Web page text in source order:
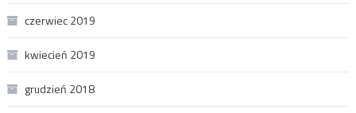
czerwiec 2019
kwiecień 2019
grudzień 2018